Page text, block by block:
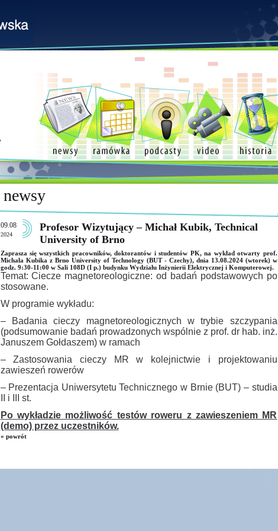
newsy
09.08
2024
Profesor Wizytujący – Michał Kubik, Technical
University of Brno
Zaprasza się wszystkich pracowników, doktorantów i studentów PK, na wykład otwarty prof.
Michała Kubika z Brno University of Technology (BUT - Czechy), dnia 13.08.2024 (wtorek) w
godz. 9:30-11:00 w Sali 108D (I p.) budynku Wydziału Inżynierii Elektrycznej i Komputerowej.
Temat: Ciecze magnetoreologiczne: od badań podstawowych po
stosowane.
W programie wykładu:
– Badania cieczy magnetoreologicznych w trybie szczypania
(podsumowanie badań prowadzonych wspólnie z prof. dr hab. inż.
Januszem Gołdaszem) w ramach
– Zastosowania cieczy MR w kolejnictwie i projektowaniu
zawieszeń rowerów
– Prezentacja Uniwersytetu Technicznego w Brnie (BUT) – studia
II i III st.
Po wykładzie możliwość testów roweru z zawieszeniem MR
(demo) przez uczestników.
« powrót